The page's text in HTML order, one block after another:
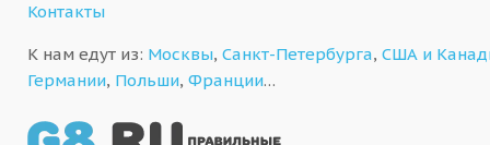
Контакты
К нам едут из: Москвы, Санкт-Петербурга, США и
Германии, Польши, Франции…